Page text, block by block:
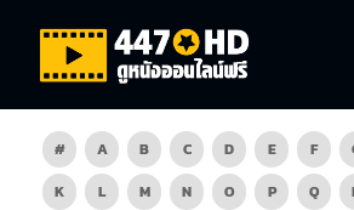
# A B C D E F
K
L M N O P Q